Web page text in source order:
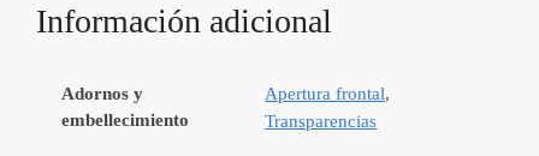
Información adicional
Adornos y
embellecimiento
Apertura frontal,
Transparencias